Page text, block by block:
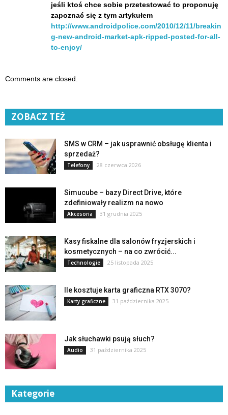
jeśli ktoś chce sobie przetestować to proponuję
zapoznać się z tym artykułem
http://www.androidpolice.com/2010/12/11/breakin
g-new-android-market-apk-ripped-posted-for-all-
to-enjoy/
Comments are closed.
ZOBACZ TEŻ
SMS w CRM – jak usprawnić obsługę klienta i
sprzedaż?
Telefony 28 czerwca 2026
Simucube – bazy Direct Drive, które
zdefiniowały realizm na nowo
Akcesoria 31 grudnia 2025
Kasy fiskalne dla salonów fryzjerskich i
kosmetycznych – na co zwrócić...
Technologie 25 listopada 2025
Ile kosztuje karta graficzna RTX 3070?
Karty graficzne 31 października 2025
Jak słuchawki psują słuch?
Audio 31 października 2025
Kategorie